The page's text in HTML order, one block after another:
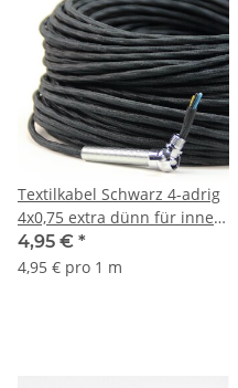
Textilkabel Schwarz 4-adrig
4x0,75 extra dünn für innere
Verkabelung von Ketten-
Lampen
4,95 € *
4,95 € pro 1 m